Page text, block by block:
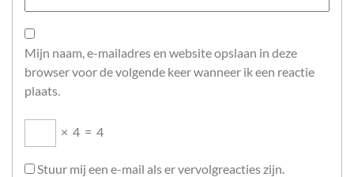
Mijn naam, e-mailadres en website opslaan in deze
browser voor de volgende keer wanneer ik een reactie
plaats.
× 4 = 4
Stuur mij een e-mail als er vervolgreacties zijn.